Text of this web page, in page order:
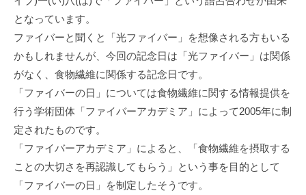
となっています。
ファイバーと聞くと「光ファイバー」を想像される⽅もいる
かもしれませんが、今回の記念⽇は「光ファイバー」は関係
がなく、⾷物繊維に関係する記念⽇です。
「ファイバーの⽇」については⾷物繊維に関する情報提供を
⾏う学術団体「ファイバーアカデミア」によって2005年に制
定されたものです。
「ファイバーアカデミア」によると、「⾷物繊維を摂取する
ことの⼤切さを再認識してもらう」という事を⽬的として
「ファイバーの⽇」を制定したそうです。